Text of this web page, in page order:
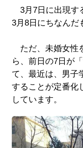
3月7日に出現す
3月8日にちなんだ
ただ、未婚女性
ら、前日の7日が
て、最近は、男子
することが定番化
しています。